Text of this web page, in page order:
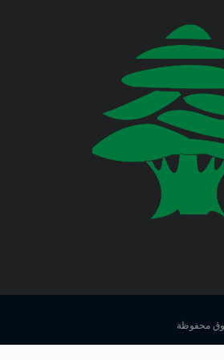
الإعلام والعلاقات العامة
العامة للدفاع المدني
الآتي:
الإعلام والعلاقات العامة
العامة للدفاع المدني
للدفاع المدني
الآتي: